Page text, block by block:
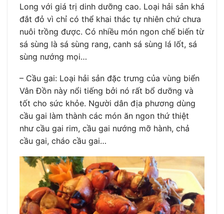
Long với giá trị dinh dưỡng cao. Loại hải sản khá
đắt đỏ vì chỉ có thể khai thác tự nhiên chứ chưa
nuôi trồng được. Có nhiều món ngon chế biến từ
sá sùng là sá sùng rang, canh sá sùng lá lốt, sá
sùng nướng mọi…
– Cầu gai: Loại hải sản đặc trưng của vùng biển
Vân Đồn này nổi tiếng bởi nó rất bổ dưỡng và
tốt cho sức khỏe. Người dân địa phương dùng
cầu gai làm thành các món ăn ngon thứ thiệt
như cầu gai rim, cầu gai nướng mỡ hành, chả
cầu gai, cháo cầu gai…